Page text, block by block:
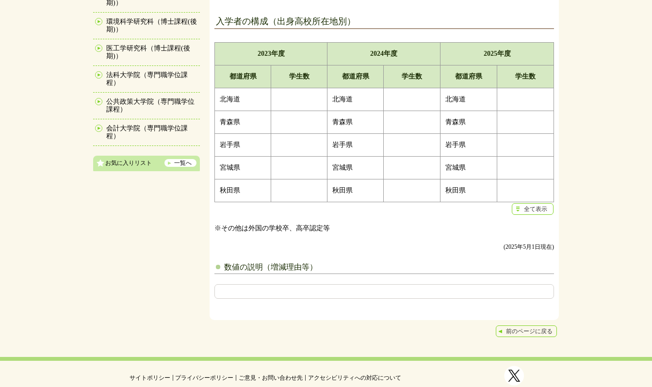
期)）
環境科学研究科（博士課程(後
期)）
医工学研究科（博士課程(後
期)）
法科大学院（専門職学位課
程）
公共政策大学院（専門職学位
課程）
会計大学院（専門職学位課
程）
お気に入りリスト 一覧へ
入学者の構成（出身高校所在地別）
2023年度 2024年度 2025年度
都道府県 学生数 都道府県 学生数 都道府県 学生数
北海道 北海道 北海道
青森県 青森県 青森県
岩手県 岩手県 岩手県
宮城県 宮城県 宮城県
秋田県 秋田県 秋田県
全て表示
※その他は外国の学校卒、高卒認定等
(2025年5月1日現在)
数値の説明（増減理由等）
前のページに戻る
サイトポリシー プライバシーポリシー ご意見・お問い合わせ先 アクセシビリティへの対応について